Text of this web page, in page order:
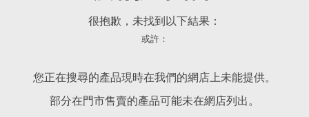
拼砌組合及樂高LEGO
玩具車,貨車,火車及遙控系列
手工藝,文具,蠟筆,泥膠,畫板
Spider-Man蜘蛛俠
Play-Doh培樂多
12~14歳
很抱歉，未找到以下結果：
或許：
您正在搜尋的產品現時在我們的網店上未能提供。
部分在門市售賣的產品可能未在網店列出。